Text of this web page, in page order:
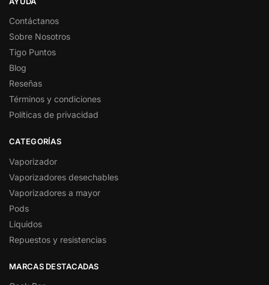
Contáctanos
Sobre Nosotros
Tigo Puntos
Blog
Reseñas
Términos y condiciones
Políticas de privacidad
CATEGORÍAS
Vaporizador
Vaporizadores desechables
Vaporizadores a mayor
Pods
Líquidos
Repuestos y resistencias
MARCAS DESTACADAS